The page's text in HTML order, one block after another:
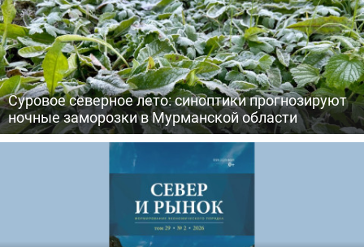
Суровое северное лето: синоптики прогнозируют
ночные заморозки в Мурманской области